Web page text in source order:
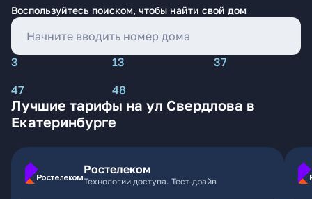
Воспользуйтесь поиском, чтобы найти свой дом
3 13
37
47
48
Лучшие тарифы на ул Свердлова в
Екатеринбурге
Ростелеком
Технологии доступа. Тест-драйв